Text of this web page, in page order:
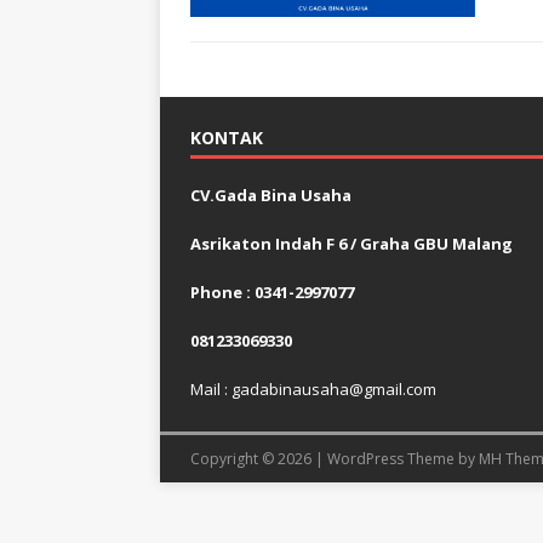
KONTAK
CV.Gada Bina Usaha
Asrikaton Indah F 6 / Graha GBU Malang
Phone : 0341-2997077
081233069330
Mail : gadabinausaha@gmail.com
Copyright © 2026 | WordPress Theme by MH